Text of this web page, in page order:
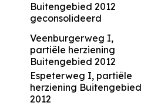
Buitengebied 2012
geconsolideerd
Veenburgerweg I,
partiële herziening
Buitengebied 2012
Espeterweg I, partiële
herziening Buitengebied
2012